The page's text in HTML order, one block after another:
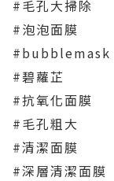
#毛孔大掃除
#泡泡面膜
#bubblemask
#碧蘿芷
#抗氧化面膜
#毛孔粗大
#清潔面膜
#深層清潔面膜